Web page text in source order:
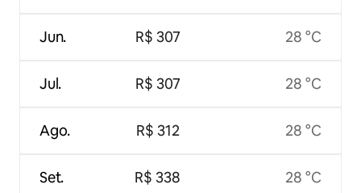
Jun.
Jul.
Ago.
Set.
R$ 307
R$ 307
R$ 312
R$ 338
28 °C
28 °C
28 °C
28 °C